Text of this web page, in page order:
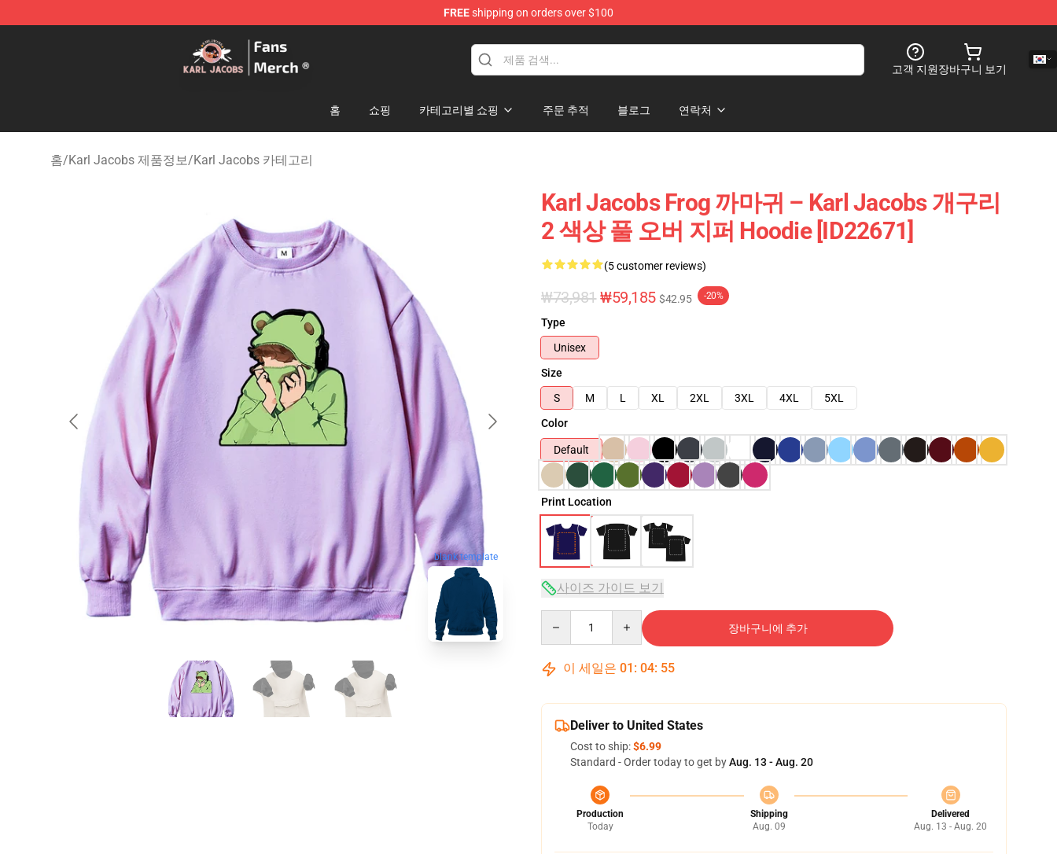
FREEshipping on orders over $100
Karl Jacobs Store - Official Karl Jacobs Merchandise Shop
고객 지원장바구니 보기
홈 쇼핑 카테고리별 쇼핑 주문 추적 블로그 연락처
홈/Karl Jacobs 제품정보/Karl Jacobs 카테고리
blank template
Karl Jacobs Frog 까마귀 – Karl Jacobs 개구리
2 색상 풀 오버 지퍼 Hoodie [ID22671]
(5 customer reviews)
₩73,981 ₩59,185 $42.95 -20%
Type
Unisex
Size
S
M L XL 2XL 3XL 4XL
5XL
Color
Default
Print Location
사이즈 가이드 보기
장바구니에 추가
이 세일은 01 : 04: 54
Deliver to United States
Cost to ship:$6.99
Standard - Order today to get byAug. 13 - Aug. 20
Production
Today
Shipping
Aug. 09
Delivered
Aug. 13 - Aug. 20